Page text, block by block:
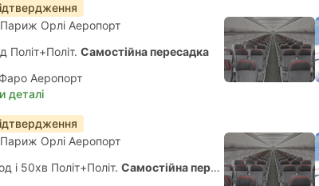
Париж Орлі Аеропорт
Політ+Політ. Самостійна пересадка
Аеропорт
деталі
Париж Орлі Аеропорт
і 50хв Політ+Політ. Самостійна пересадка